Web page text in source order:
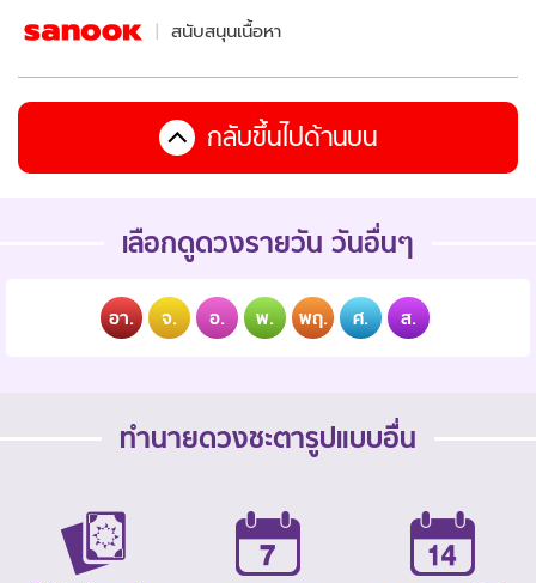
สนับสนุนเนื้อหา
กลับขึ้นไปด้านบน
เลือกดูดวงรายวัน วันอื่นๆ
อา. จ. อ. พ. พฤ. ศ. ส.
ทำนายดวงชะตารูปแบบอื่น